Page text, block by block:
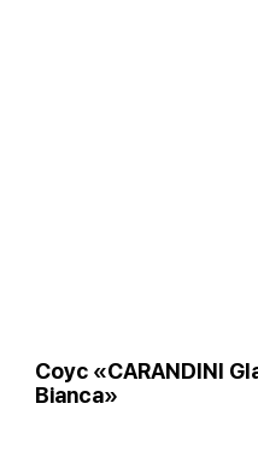
Cоус «CARANDINI
Bianca»